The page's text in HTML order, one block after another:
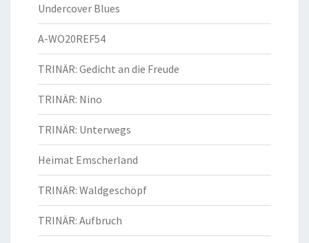
Undercover Blues
A-WO20REF54
TRINÄR: Gedicht an die Freude
TRINÄR: Nino
TRINÄR: Unterwegs
Heimat Emscherland
TRINÄR: Waldgeschöpf
TRINÄR: Aufbruch